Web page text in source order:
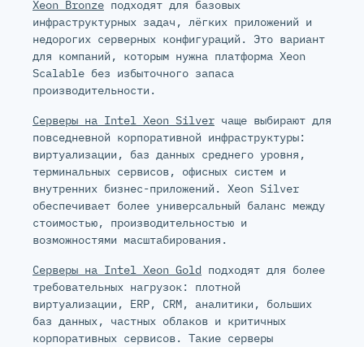
Xeon Bronze подходят для базовых
инфраструктурных задач, лёгких приложений и
недорогих серверных конфигураций. Это вариант
для компаний, которым нужна платформа Xeon
Scalable без избыточного запаса
производительности.
Серверы на Intel Xeon Silver чаще выбирают для
повседневной корпоративной инфраструктуры:
виртуализации, баз данных среднего уровня,
терминальных сервисов, офисных систем и
внутренних бизнес-приложений. Xeon Silver
обеспечивает более универсальный баланс между
стоимостью, производительностью и
возможностями масштабирования.
Серверы на Intel Xeon Gold подходят для более
требовательных нагрузок: плотной
виртуализации, ERP, CRM, аналитики, больших
баз данных, частных облаков и критичных
корпоративных сервисов. Такие серверы